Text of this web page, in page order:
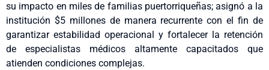
su impacto en miles de familias puertorriqueñas; asignó a la
institución $5 millones de manera recurrente con el fin de
garantizar estabilidad operacional y fortalecer la retención
de especialistas médicos altamente capacitados que
atienden condiciones complejas.